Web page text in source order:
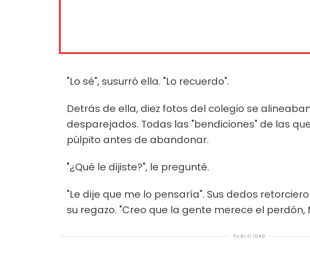
"Lo sé", susurró ella. "Lo recuerdo".
Detrás de ella, diez fotos del colegio se
desparejados. Todas las "bendiciones" de las
púlpito antes de abandonar.
"¿Qué le dijiste?", le pregunté.
"Le dije que me lo pensaría". Sus dedos
su regazo. "Creo que la gente merece el perdón,
PUBLICIDAD